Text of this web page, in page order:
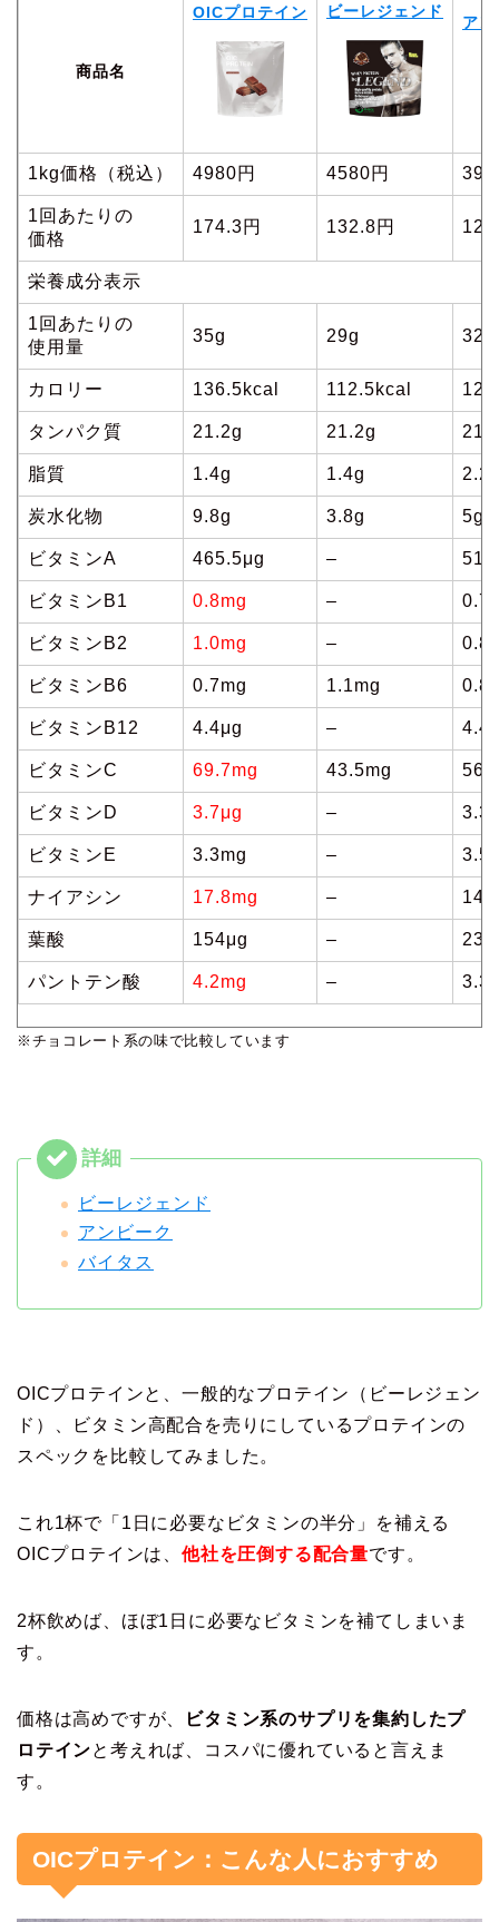
商品名
OICプロテイン ビーレジェンド
ア
1kg価格（税込） 4980円 4580円
1回あたりの
価格
174.3円 132.8円
栄養成分表示
1回あたりの
使用量
35g 29g 32g
カロリー 136.5kcal 112.5kcal
タンパク質 21.2g 21.2g
脂質 1.4g 1.4g
炭水化物 9.8g 3.8g 5g
ビタミンA 465.5μg –
ビタミンB1 0.8mg –
ビタミンB2 1.0mg –
ビタミンB6 0.7mg 1.1mg
ビタミンB12 4.4μg –
ビタミンC 69.7mg 43.5mg
ビタミンD 3.7μg –
ビタミンE 3.3mg –
ナイアシン 17.8mg –
葉酸 154μg –
パントテン酸 4.2mg –
※チョコレート系の味で比較しています
ビーレジェンド
アンビーク
バイタス
OICプロテインと、一般的なプロテイン（ビーレジェン
ド）、ビタミン高配合を売りにしているプロテインの
スペックを比較してみました。
これ1杯で「1日に必要なビタミンの半分」を補える
OICプロテインは、 他社を圧倒する配合量です。
2杯飲めば、ほぼ1日に必要なビタミンを補てしまいま
す。
価格は高めですが、
ビタミン系のサプリを集約したプ
ロテインと考えれば、コスパに優れていると言えま
す。
OICプロテイン：こんな人におすすめ